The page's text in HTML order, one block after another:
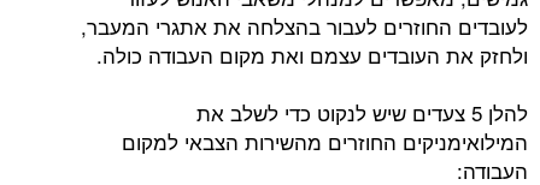
לעובדים החוזרים לעבור בהצלחה את אתגרי המעבר,
ולחזק את העובדים עצמם ואת מקום העבודה כולה.
להלן 5 צעדים שיש לנקוט כדי לשלב את
המילואימניקים החוזרים מהשירות הצבאי למקום
העבודה: